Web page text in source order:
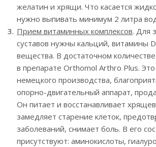
желатин и хрящи. Что касается
нужно выпивать минимум 2 литра
Прием витаминных комплексов. Для
суставов нужны кальций, витамины
вещества. В достаточном
в препарате Orthomol Arthro Plus.
немецкого производства,
опорно-двигательный аппарат,
Он питает и восстанавливает
замедляет старение клеток,
заболеваний, снимает боль. В его
присутствуют: аминокислоты,